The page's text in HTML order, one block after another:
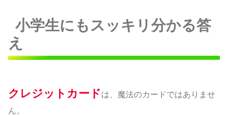
小学生にもスッキリ分かる答
え
クレジットカードは、魔法のカードではありませ
ん。